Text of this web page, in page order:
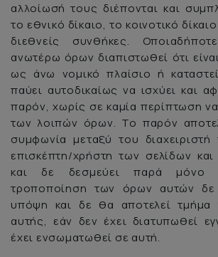
αλλοίωσή τους διέπονται και
το εθνικό δίκαιο, το κοινοτικό
διεθνείς συνθήκες.
ανωτέρω όρων διαπιστωθεί ότι
ως άνω νομικό πλαίσιο ή
παύει αυτοδικαίως να ισχύει και
παρόν, χωρίς σε καμία περίπτωση να
των λοιπών όρων. Το παρόν
συμφωνία μεταξύ του
επισκέπτη/χρήστη των σελίδων
και δε δεσμεύει παρά μόνο
τροποποίηση των όρων αυτών δε
υπόψη και δε θα αποτελεί τμήμα
αυτής, εάν δεν έχει διατυπωθεί
έχει ενσωματωθεί σε αυτή.